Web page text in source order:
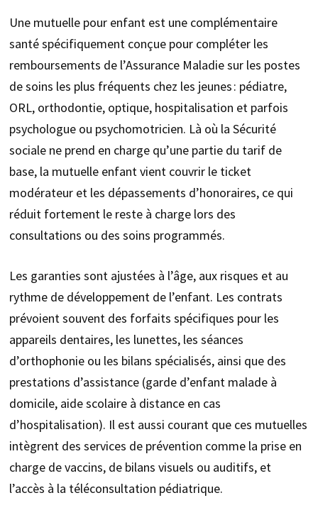
Une mutuelle pour enfant est une complémentaire
santé spécifiquement conçue pour compléter les
remboursements de l’Assurance Maladie sur les postes
de soins les plus fréquents chez les jeunes : pédiatre,
ORL, orthodontie, optique, hospitalisation et parfois
psychologue ou psychomotricien. Là où la Sécurité
sociale ne prend en charge qu’une partie du tarif de
base, la mutuelle enfant vient couvrir le ticket
modérateur et les dépassements d’honoraires, ce qui
réduit fortement le reste à charge lors des
consultations ou des soins programmés.
Les garanties sont ajustées à l’âge, aux risques et au
rythme de développement de l’enfant. Les contrats
prévoient souvent des forfaits spécifiques pour les
appareils dentaires, les lunettes, les séances
d’orthophonie ou les bilans spécialisés, ainsi que des
prestations d’assistance (garde d’enfant malade à
domicile, aide scolaire à distance en cas
d’hospitalisation). Il est aussi courant que ces mutuelles
intègrent des services de prévention comme la prise en
charge de vaccins, de bilans visuels ou auditifs, et
l’accès à la téléconsultation pédiatrique.